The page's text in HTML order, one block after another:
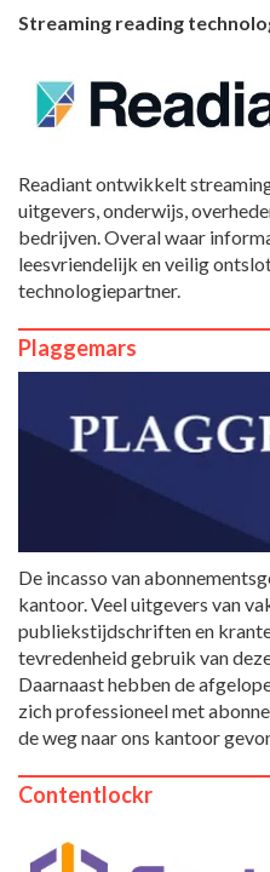
Streaming reading
Readiant ontwikkelt
uitgevers, onderwijs,
bedrijven. Overal waar
leesvriendelijk en veilig
technologiepartner.
Plaggemars
De incasso van
kantoor. Veel uitgevers van
publiekstijdschriften en
tevredenheid gebruik van
Daarnaast hebben de
zich professioneel met
de weg naar ons kantoor
Contentlockr